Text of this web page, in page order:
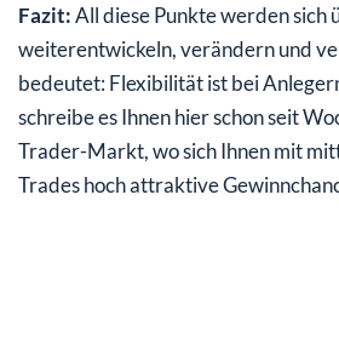
Fazit:All diese Punkte werden sich
weiterentwickeln, verändern und
bedeutet: Flexibilität ist bei
schreibe es Ihnen hier schon seit
Trader-Markt, wo sich Ihnen mit
Trades hoch attraktive